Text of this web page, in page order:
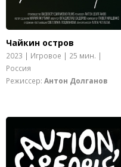
Чайкин остров
2023 | Игровое | 25 мин. |
Россия
Режиссер: Антон Долганов